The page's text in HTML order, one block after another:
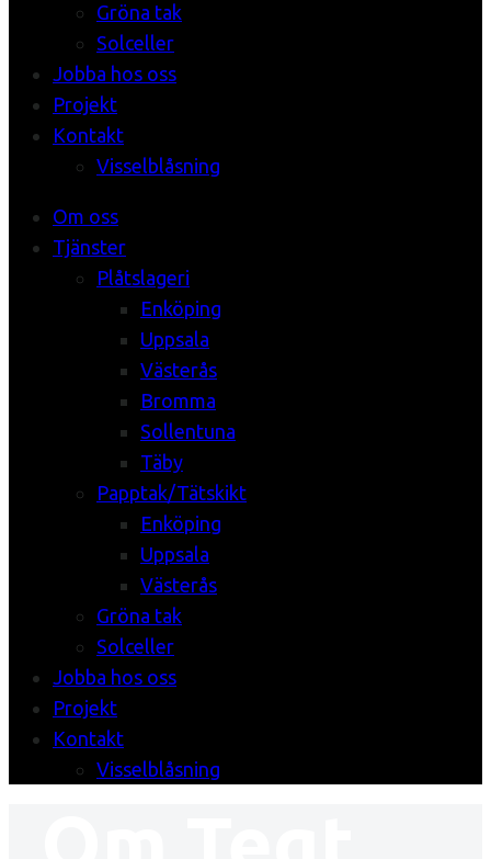
Gröna tak
Solceller
Jobba hos oss
Projekt
Kontakt
Visselblåsning
Om oss
Tjänster
Plåtslageri
Enköping
Uppsala
Västerås
Bromma
Sollentuna
Täby
Papptak/Tätskikt
Enköping
Uppsala
Västerås
Gröna tak
Solceller
Jobba hos oss
Projekt
Kontakt
Visselblåsning